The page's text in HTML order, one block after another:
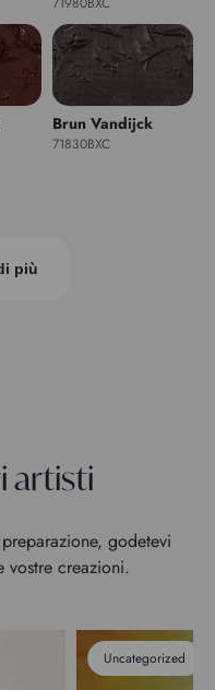
Brun Vandijck
71830BXC
più
artisti
godetevi
creazioni.
Uncategorized